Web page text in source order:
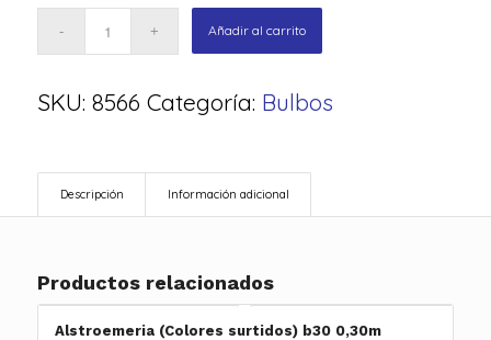
Añadir al carrito
SKU: 8566 Categoría: Bulbos
Descripción Información adicional
Productos relacionados
Alstroemeria (Colores surtidos) b30 0,30m